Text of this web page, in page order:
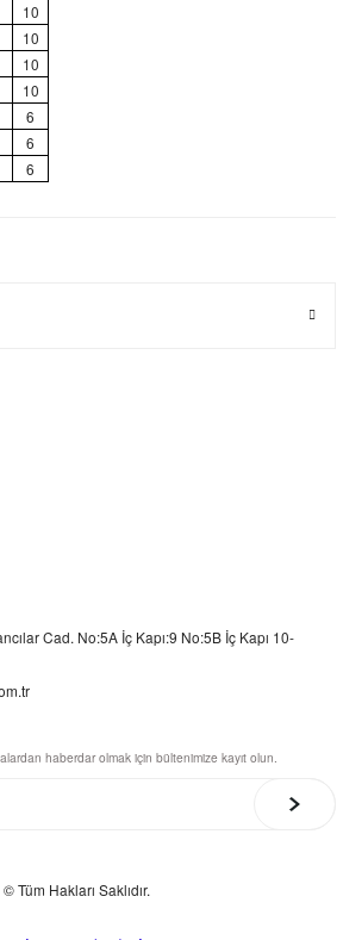
10
10
10
10
6
6
6
Cad. No:5A İç Kapı:9 No:5B İç Kapı 10-
haberdar olmak için bültenimize kayıt olun.
© Tüm Hakları Saklıdır.